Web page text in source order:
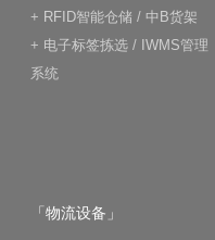
+ RFID智能仓储 / 中B货架
+ 电子标签拣选 / IWMS管理
系统
「物流设备」